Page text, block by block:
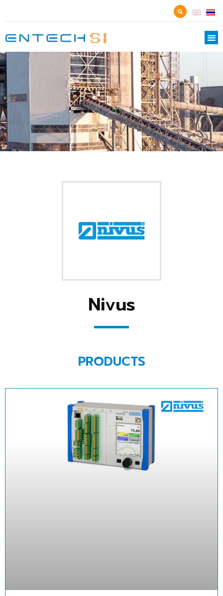
Nivus
PRODUCTS